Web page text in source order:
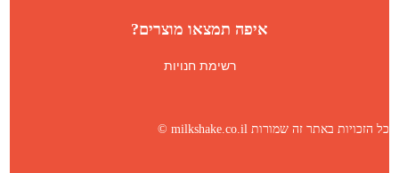
איפה תמצאו מוצרים?
רשימת חנויות
כל הזכויות באתר זה שמורות milkshake.co.il ©